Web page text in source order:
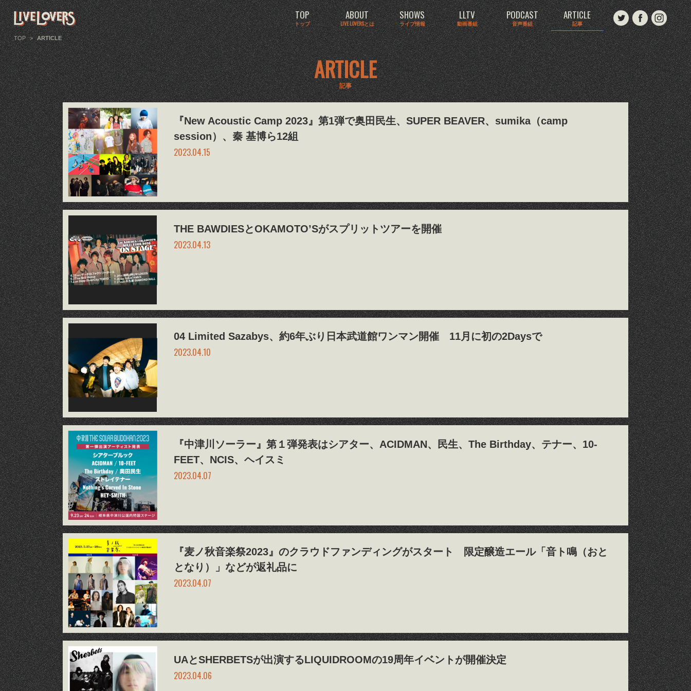
TOP
トップ
ABOUT
LIVE LOVERSとは
SHOWS
ライブ情報
LLTV
動画番組
PODCAST
音声番組
ARTICLE
記事
TOP > ARTICLE
ARTICLE
記事
『New Acoustic Camp 2023』第1弾で奥田民生、SUPER BEAVER、sumika（camp
session）、秦 基博ら12組
2023.04.15
THE BAWDIESとOKAMOTO’Sがスプリットツアーを開催
2023.04.13
04 Limited Sazabys、約6年ぶり日本武道館ワンマン開催 11月に初の2Daysで
2023.04.10
『中津川ソーラー』第１弾発表はシアター、ACIDMAN、民生、The Birthday、テナー、10-
FEET、NCIS、ヘイスミ
2023.04.07
『麦ノ秋音楽祭2023』のクラウドファンディングがスタート 限定醸造エール「音ト鳴（おと
となり）」などが返礼品に
2023.04.07
UAとSHERBETSが出演するLIQUIDROOMの19周年イベントが開催決定
2023.04.06